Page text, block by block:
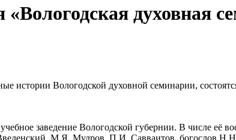
духовная
истории Вологодской духовной семинарии,
заведение Вологодской губернии. В числе её
М.Я. Мудров, П.И. Савваитов, богослов Н.Н.